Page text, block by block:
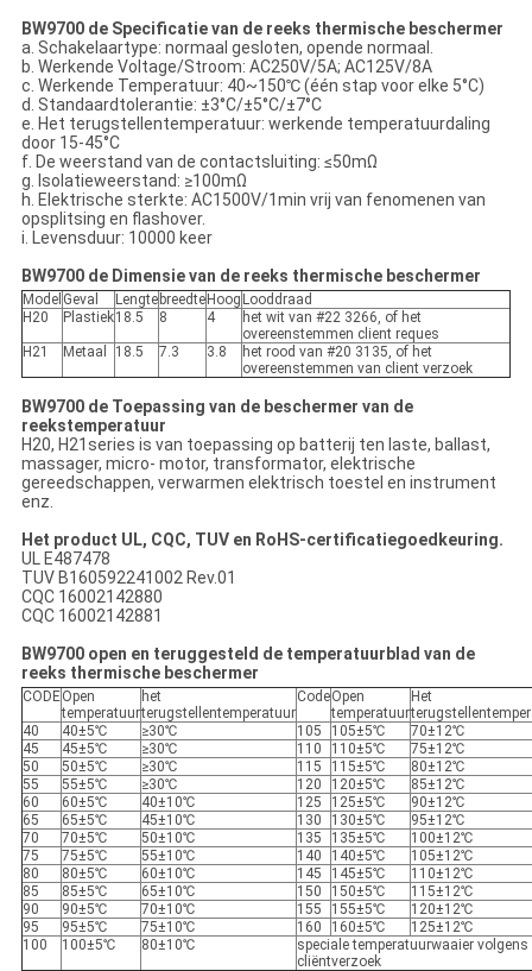
BW9700 de Specificatie van de reeks thermische beschermer
a. Schakelaartype: normaal gesloten, opende normaal.
b. Werkende Voltage/Stroom: AC250V/5A; AC125V/8A
c. Werkende Temperatuur: 40~150℃ (één stap voor elke 5°C)
d. Standaardtolerantie: ±3°C/±5°C/±7°C
e. Het terugstellentemperatuur: werkende temperatuurdaling
door 15-45°C
f. De weerstand van de contactsluiting: ≤50mΩ
g. Isolatieweerstand: ≥100mΩ
h. Elektrische sterkte: AC1500V/1min vrij van fenomenen van
opsplitsing en flashover.
i. Levensduur: 10000 keer
BW9700 de Dimensie van de reeks thermische beschermer
Model Geval Lengte breedteHoog Looddraad
H20
Plastiek18.5 8 4
het wit van #22 3266, of het
overeenstemmen client reques
H21
Metaal 18.5 7.3 3.8
het rood van #20 3135, of het
overeenstemmen van client verzoek
BW9700 de Toepassing van de beschermer van de
reekstemperatuur
H20, H21series is van toepassing op batterij ten laste, ballast,
massager, micro- motor, transformator, elektrische
gereedschappen, verwarmen elektrisch toestel en instrument
enz.
Het product UL, CQC, TUV en RoHS-certificatiegoedkeuring.
UL E487478
TUV B160592241002 Rev.01
CQC 16002142880
CQC 16002142881
BW9700 open en teruggesteld de temperatuurblad van de
reeks thermische beschermer
CODEOpen
temperatuur
het
terugstellentemperatuur
CodeOpen
temperatuur
Het
40
40±5℃ ≥30℃ 105 105±5℃
70±12℃
45
45±5℃ ≥30℃ 110 110±5℃
75±12℃
50
50±5℃ ≥30℃ 115 115±5℃
80±12℃
55
55±5℃ ≥30℃ 120 120±5℃
85±12℃
60
60±5℃ 40±10℃ 125 125±5℃
90±12℃
65
65±5℃ 45±10℃ 130 130±5℃
95±12℃
70
70±5℃ 50±10℃ 135 135±5℃
100±12℃
75
75±5℃ 55±10℃ 140 140±5℃
105±12℃
80
80±5℃ 60±10℃ 145 145±5℃
110±12℃
85
85±5℃ 65±10℃ 150 150±5℃
115±12℃
90
90±5℃ 70±10℃ 155 155±5℃
120±12℃
95
95±5℃ 75±10℃ 160 160±5℃
125±12℃
100
100±5℃ 80±10℃
speciale temperatuurwaaier volgens
cliëntverzoek